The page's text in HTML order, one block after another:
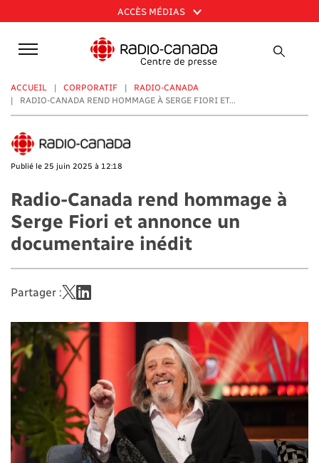
au
contenu
principal
ACCÈS MÉDIAS
ACCUEIL CORPORATIF
RADIO-CANADA
RADIO-CANADA REND HOMMAGE À SERGE FIORI ET...
Publié le 25 juin 2025 à 12:18
Radio-Canada rend hommage à
Serge Fiori et annonce un
documentaire inédit
Partager :